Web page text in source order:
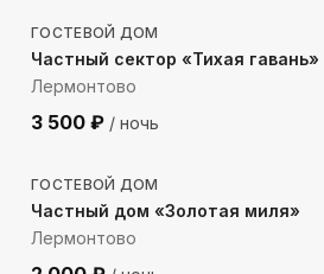
ГОСТЕВОЙ ДОМ
Частный сектор «Тихая гавань»
Лермонтово
3 500 ₽ / ночь
97 м до моря
ГОСТЕВОЙ ДОМ
Частный дом «Золотая миля»
Лермонтово